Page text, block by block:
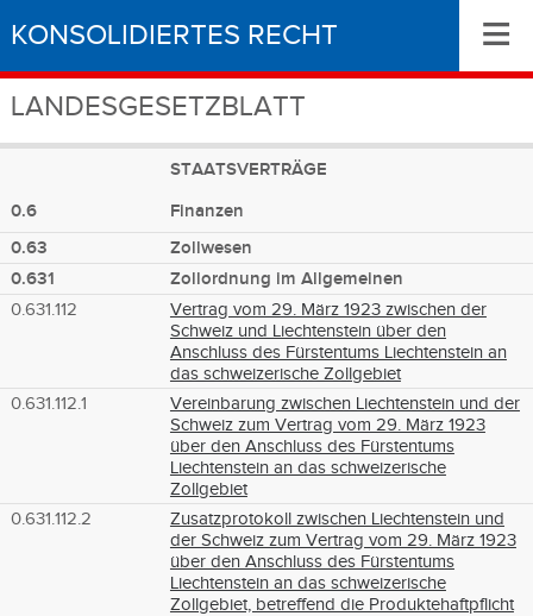
KONSOLIDIERTES RECHT
LANDESGESETZBLATT
≡
STAATSVERTRÄGE
0.6
Finanzen
0.63
Zollwesen
0.631
Zollordnung im Allgemeinen
0.631.112
Vertrag vom 29. März 1923 zwischen der
Schweiz und Liechtenstein über den
Anschluss des Fürstentums Liechtenstein an
das schweizerische Zollgebiet
0.631.112.1
Vereinbarung zwischen Liechtenstein und der
Schweiz zum Vertrag vom 29. März 1923
über den Anschluss des Fürstentums
Liechtenstein an das schweizerische
Zollgebiet
0.631.112.2
Zusatzprotokoll zwischen Liechtenstein und
der Schweiz zum Vertrag vom 29. März 1923
über den Anschluss des Fürstentums
Liechtenstein an das schweizerische
Zollgebiet, betreffend die Produktehaftpflicht